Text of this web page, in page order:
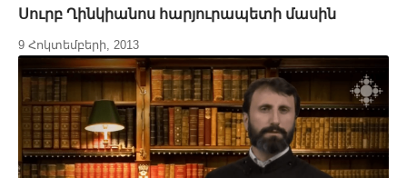
Սուրբ Ղինկիանոս հարյուրապետի մասին
9 Հոկտեմբերի, 2013